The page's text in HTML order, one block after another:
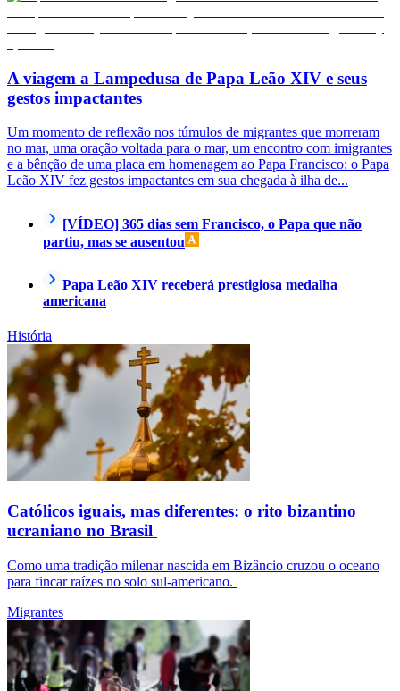
A viagem a Lampedusa de Papa Leão XIV e seus
gestos impactantes
Um momento de reflexão nos túmulos de migrantes que morreram
no mar, uma oração voltada para o mar, um encontro com imigrantes
e a bênção de uma placa em homenagem ao Papa Francisco: o Papa
Leão XIV fez gestos impactantes em sua chegada à ilha de...
[VÍDEO] 365 dias sem Francisco, o Papa que não
partiu, mas se ausentou
Papa Leão XIV receberá prestigiosa medalha
americana
História
Católicos iguais, mas diferentes: o rito bizantino
ucraniano no Brasil
Como uma tradição milenar nascida em Bizâncio cruzou o oceano
para fincar raízes no solo sul-americano.
Migrantes